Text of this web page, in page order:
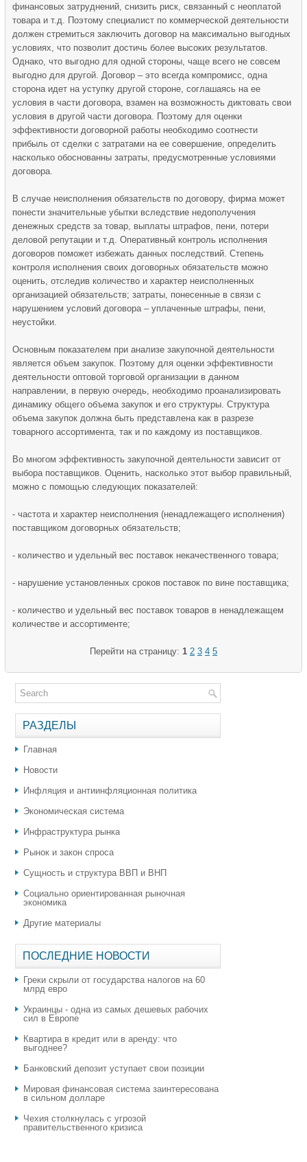
финансовых затруднений, снизить риск, связанный с неоплатой
товара и т.д. Поэтому специалист по коммерческой деятельности
должен стремиться заключить договор на максимально выгодных
условиях, что позволит достичь более высоких результатов.
Однако, что выгодно для одной стороны, чаще всего не совсем
выгодно для другой. Договор – это всегда компромисс, одна
сторона идет на уступку другой стороне, соглашаясь на ее
условия в части договора, взамен на возможность диктовать свои
условия в другой части договора. Поэтому для оценки
эффективности договорной работы необходимо соотнести
прибыль от сделки с затратами на ее совершение, определить
насколько обоснованны затраты, предусмотренные условиями
договора.
В случае неисполнения обязательств по договору, фирма может
понести значительные убытки вследствие недополучения
денежных средств за товар, выплаты штрафов, пени, потери
деловой репутации и т.д. Оперативный контроль исполнения
договоров поможет избежать данных последствий. Степень
контроля исполнения своих договорных обязательств можно
оценить, отследив количество и характер неисполненных
организацией обязательств; затраты, понесенные в связи с
нарушением условий договора – уплаченные штрафы, пени,
неустойки.
Основным показателем при анализе закупочной деятельности
является объем закупок. Поэтому для оценки эффективности
деятельности оптовой торговой организации в данном
направлении, в первую очередь, необходимо проанализировать
динамику общего объема закупок и его структуры. Структура
объема закупок должна быть представлена как в разрезе
товарного ассортимента, так и по каждому из поставщиков.
Во многом эффективность закупочной деятельности зависит от
выбора поставщиков. Оценить, насколько этот выбор правильный,
можно с помощью следующих показателей:
- частота и характер неисполнения (ненадлежащего исполнения)
поставщиком договорных обязательств;
- количество и удельный вес поставок некачественного товара;
- нарушение установленных сроков поставок по вине поставщика;
- количество и удельный вес поставок товаров в ненадлежащем
количестве и ассортименте;
Перейти на страницу: 1 2 3 4 5
РАЗДЕЛЫ
Главная
Новости
Инфляция и антиинфляционная политика
Экономическая система
Инфраструктура рынка
Рынок и закон спроса
Сущность и структура ВВП и ВНП
Социально ориентированная рыночная
экономика
Другие материалы
ПОСЛЕДНИЕ НОВОСТИ
Греки скрыли от государства налогов на 60
млрд евро
Украинцы - одна из самых дешевых рабочих
сил в Европе
Квартира в кредит или в аренду: что
выгоднее?
​Банковский депозит уступает свои позиции
Мировая финансовая система заинтересована
в сильном долларе
Чехия столкнулась с угрозой
правительственного кризиса